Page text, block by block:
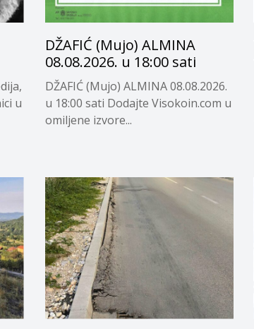
u
DŽAFIĆ (Mujo) ALMINA
08.08.2026. u 18:00 sati
DŽAFIĆ (Mujo) ALMINA 08.08.2026.
u 18:00 sati Dodajte Visokoin.com u
omiljene izvore...